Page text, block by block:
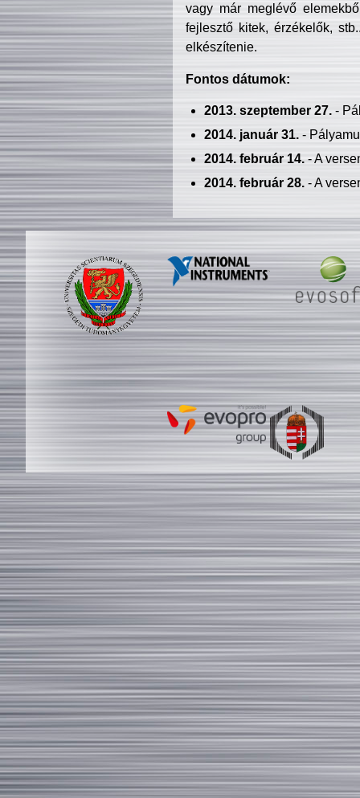
vagy már meglévő
fejlesztő kitek, érzékelők,
elkészítenie.
Fontos dátumok:
2013. szeptember 27.-
2014. január 31.-
2014. február 14.- A
2014. február 28.- A